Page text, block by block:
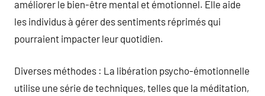
améliorer le bien-être mental et émotionnel. Elle aide
les individus à gérer des sentiments réprimés qui
pourraient impacter leur quotidien.
Diverses méthodes : La libération psycho-émotionnelle
utilise une série de techniques, telles que la méditation,